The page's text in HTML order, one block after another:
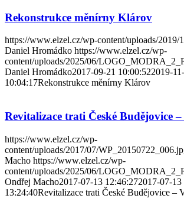
Rekonstrukce měnírny Klárov
https://www.elzel.cz/wp-content/uploads/2019/
Daniel Hromádko https://www.elzel.cz/wp-
content/uploads/2025/06/
Daniel Hromádko2017-09-21 10:00:522019-
10:04:17Rekonstrukce měnírny Klárov
Revitalizace trati České Budějovice
https://www.elzel.cz/wp-
content/uploads/2017/07/
Macho https://www.elzel.cz/wp-
content/uploads/2025/06/
Ondřej Macho2017-07-13 12:46:272017-07-13
13:24:40Revitalizace trati České Budějovice –